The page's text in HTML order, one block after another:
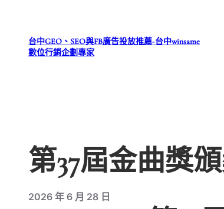
台中GEO、SEO與FB廣告投放推薦-台中winsame
數位行銷企劃專家
第37屆金曲獎
2026 年 6 月 28 日